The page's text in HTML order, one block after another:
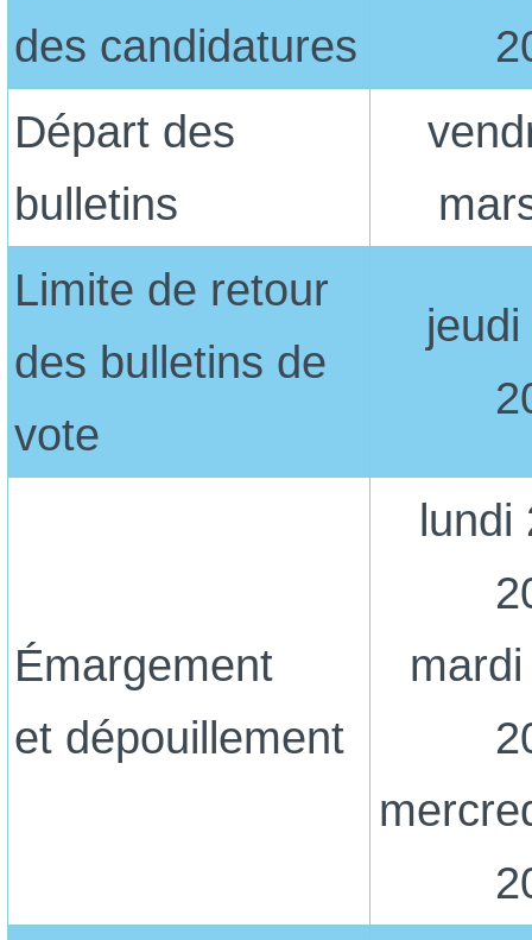
des candidatures
Départ des
bulletins
Limite de retour
des bulletins de
vote
Émargement
et dépouillement
lundi